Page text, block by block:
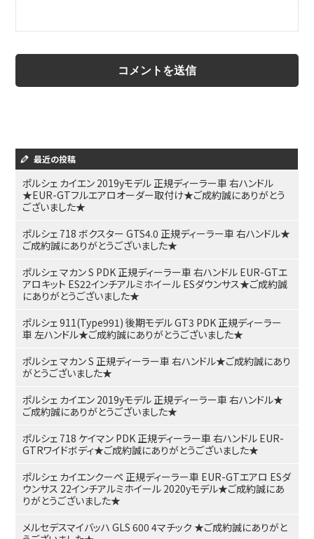
最近の投稿
ポルシェ カイエン 2019yモデル 正規ディーラー車 右ハンドル
★EUR-GTフルエアロオーダー取付け★ご成約誠にありがとう
ございました★
ポルシェ 718 ボクスター GTS4.0 正規ディーラー車 右ハンドル★
ご成約誠にありがとうございました★
ポルシェ マカン S PDK 正規ディーラー車 右ハンドル EUR-GTエ
アロキット ES22インチアルミホイール ESダウンサス★ご成約誠
にありがとうございました★
ポルシェ 911(Type991) 後期モデル GT3 PDK 正規ディーラー
車 左ハンドル★ご成約誠にありがとうございました★
ポルシェ マカン S 正規ディーラー車 右ハンドル★ご成約誠にあり
がとうございました★
ポルシェ カイエン 2019yモデル 正規ディーラー車 右ハンドル★
ご成約誠にありがとうございました★
ポルシェ 718 ケイマン PDK 正規ディーラー車 右ハンドル EUR-
GTRワイドボディ★ご成約誠にありがとうございました★
ポルシェ カイエンクーペ 正規ディーラー車 EUR-GTエアロ ESダ
ウンサス 22インチアルミホイール 2020yモデル★ご成約誠にあ
りがとうございました★
メルセデスマイバッハ GLS 600 4マチック ★ご成約誠にありがと